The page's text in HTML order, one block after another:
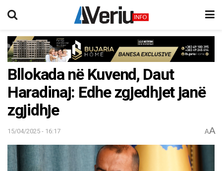
Bllokada në Kuvend, Daut
Haradinaj: Edhe zgjedhjet janë
zgjidhje
15/04/2025 - 16:17 AA